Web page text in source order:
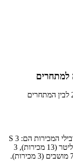
השוואת רמות הגימור של לנד רובר דיסקברי 2002 לבין המתחרים
37 רכבי לנד רובר דיסקברי נמכרו בשנת 2002. מובילי המכירות הם: 3 S
דיזל 2.5 ליטר 7 מושבים (15 מכירות), 3 דיזל 2.5 ליטר (13 מכירות), 3